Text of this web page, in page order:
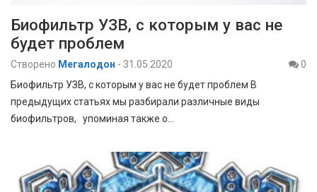
Биофильтр УЗВ, с которым у вас не
будет проблем
Створено Мегалодон - 31.05.2020
0
Биофильтр УЗВ, с которым у вас не будет проблем В
предыдущих статьях мы разбирали различные виды
биофильтров, упоминая также о…